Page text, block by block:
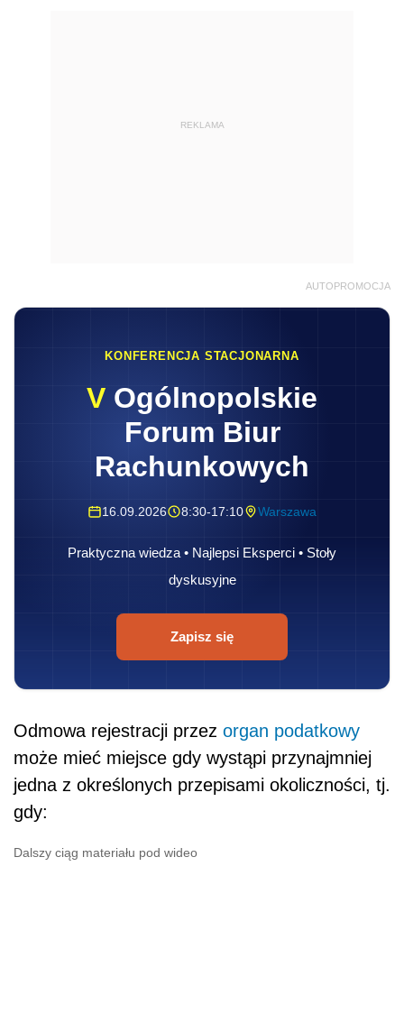
REKLAMA
AUTOPROMOCJA
KONFERENCJA STACJONARNA
V Ogólnopolskie
Forum Biur
Rachunkowych
16.09.2026 8:30-17:10 Warszawa
Praktyczna wiedza • Najlepsi Eksperci • Stoły
dyskusyjne
Zapisz się
Odmowa rejestracji przez organ podatkowy
może mieć miejsce gdy wystąpi przynajmniej
jedna z określonych przepisami okoliczności, tj.
gdy:
Dalszy ciąg materiału pod wideo